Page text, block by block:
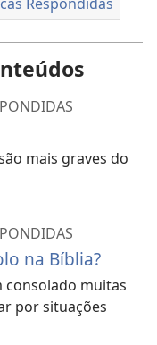
Respondidas
mais graves do
na Bíblia?
consolado muitas
por situações